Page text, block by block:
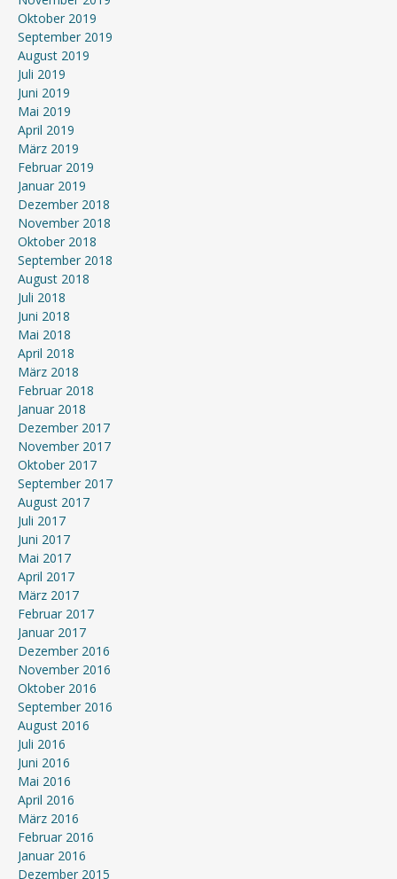
Oktober 2019
September 2019
August 2019
Juli 2019
Juni 2019
Mai 2019
April 2019
März 2019
Februar 2019
Januar 2019
Dezember 2018
November 2018
Oktober 2018
September 2018
August 2018
Juli 2018
Juni 2018
Mai 2018
April 2018
März 2018
Februar 2018
Januar 2018
Dezember 2017
November 2017
Oktober 2017
September 2017
August 2017
Juli 2017
Juni 2017
Mai 2017
April 2017
März 2017
Februar 2017
Januar 2017
Dezember 2016
November 2016
Oktober 2016
September 2016
August 2016
Juli 2016
Juni 2016
Mai 2016
April 2016
März 2016
Februar 2016
Januar 2016
Dezember 2015